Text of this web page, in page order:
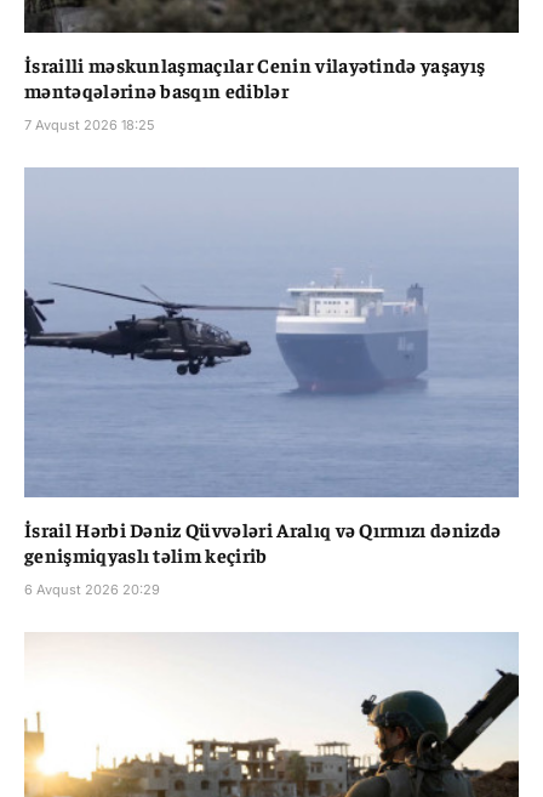
İsrailli məskunlaşmaçılar Cenin vilayətində yaşayış
məntəqələrinə basqın ediblər
7 Avqust 2026 18:25
İsrail Hərbi Dəniz Qüvvələri Aralıq və Qırmızı dənizdə
genişmiqyaslı təlim keçirib
6 Avqust 2026 20:29